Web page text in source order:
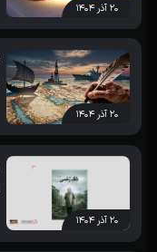
۲۰ آذر ۱۴۰۴
۲۰ آذر ۱۴۰۴
۲۰ آذر ۱۴۰۴